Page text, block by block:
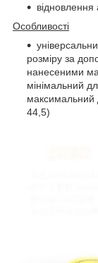
відновлення
Особливості
розміру за
нанесеними
мінімальний
максимальний
44,5)